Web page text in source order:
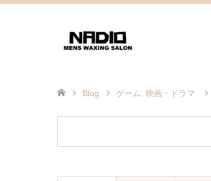
Blog ゲーム 映画・ドラマ